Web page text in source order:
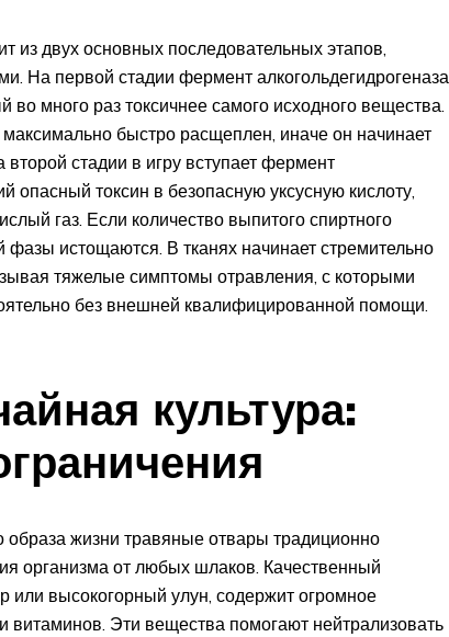
из двух основных последовательных этапов,
На первой стадии фермент алкогольдегидрогеназа
во много раз токсичнее самого исходного вещества.
быстро расщеплен, иначе он начинает
стадии в игру вступает фермент
опасный токсин в безопасную уксусную кислоту,
газ. Если количество выпитого спиртного
истощаются. В тканях начинает стремительно
тяжелые симптомы отравления, с которыми
без внешней квалифицированной помощи.
культура:
образа жизни травяные отвары традиционно
организма от любых шлаков. Качественный
или высокогорный улун, содержит огромное
витаминов. Эти вещества помогают нейтрализовать